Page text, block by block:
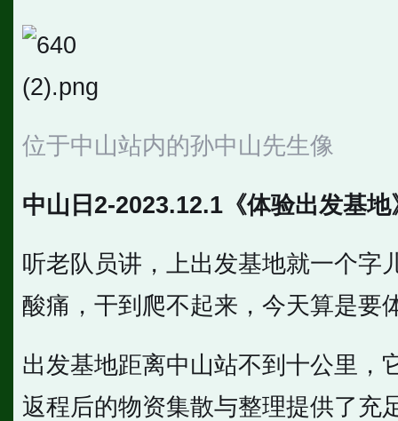
位于中山站内的孙中山先生像
中山日2-2023.12.1《体验出发基地
听老队员讲，上出发基地就一个字
酸痛，干到爬不起来，今天算是要
出发基地距离中山站不到十公里，
返程后的物资集散与整理提供了充